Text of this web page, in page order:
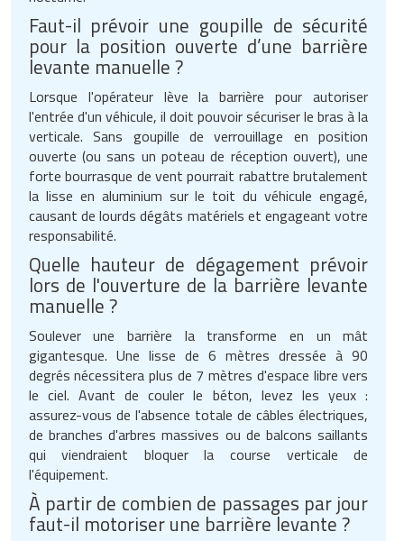
Faut-il prévoir une goupille de sécurité
pour la position ouverte d’une barrière
levante manuelle ?
Lorsque l'opérateur lève la barrière pour autoriser
l'entrée d'un véhicule, il doit pouvoir sécuriser le bras à la
verticale. Sans goupille de verrouillage en position
ouverte (ou sans un poteau de réception ouvert), une
forte bourrasque de vent pourrait rabattre brutalement
la lisse en aluminium sur le toit du véhicule engagé,
causant de lourds dégâts matériels et engageant votre
responsabilité.
Quelle hauteur de dégagement prévoir
lors de l'ouverture de la barrière levante
manuelle ?
Soulever une barrière la transforme en un mât
gigantesque. Une lisse de 6 mètres dressée à 90
degrés nécessitera plus de 7 mètres d'espace libre vers
le ciel. Avant de couler le béton, levez les yeux :
assurez-vous de l'absence totale de câbles électriques,
de branches d'arbres massives ou de balcons saillants
qui viendraient bloquer la course verticale de
l'équipement.
À partir de combien de passages par jour
faut-il motoriser une barrière levante ?